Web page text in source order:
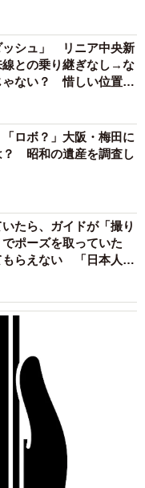
ッシュ」 リニア中央新
との乗り継ぎなし→な
ゃない？ 惜しい位置関
「ロボ？」大阪・梅田に
？ 昭和の遺産を調査し
たら、ガイドが「撮り
ポーズを取っていた
らえない 「日本人は
時間で3万円払った」